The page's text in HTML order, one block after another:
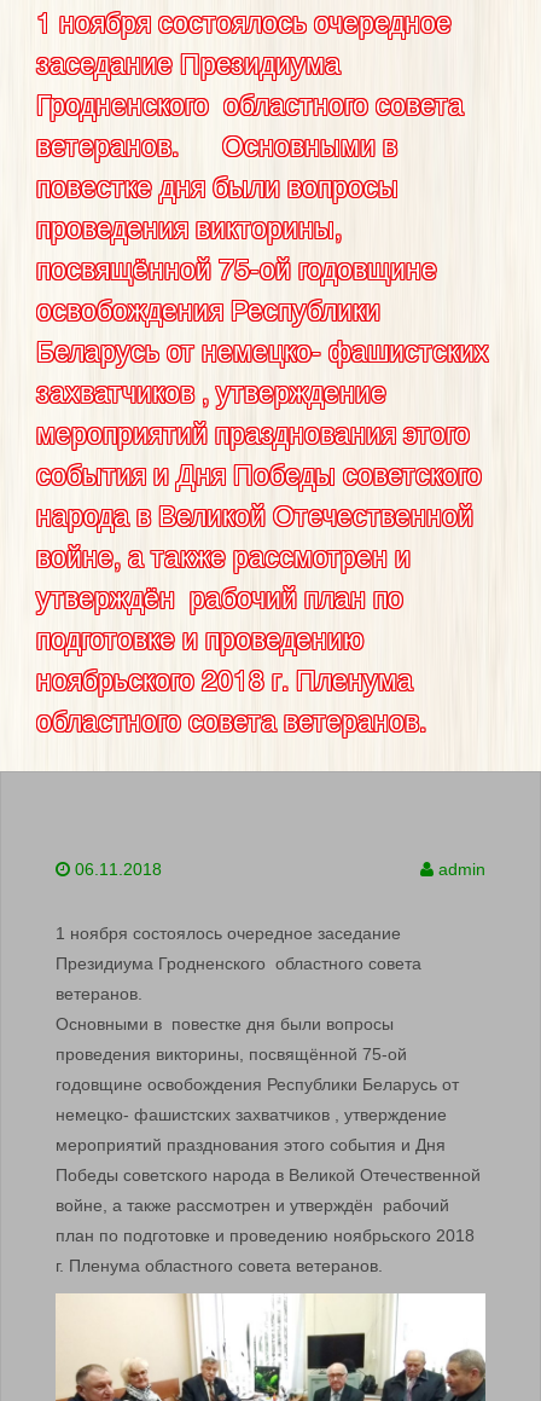
1 ноября состоялось очередное
заседание Президиума
Гродненского областного совета
ветеранов. Основными в
повестке дня были вопросы
проведения викторины,
посвящённой 75-ой годовщине
освобождения Республики
Беларусь от немецко- фашистских
захватчиков , утверждение
мероприятий празднования этого
события и Дня Победы советского
народа в Великой Отечественной
войне, а также рассмотрен и
утверждён рабочий план по
подготовке и проведению
ноябрьского 2018 г. Пленума
областного совета ветеранов.
06.11.2018 admin
1 ноября состоялось очередное заседание
Президиума Гродненского областного совета
ветеранов.
Основными в повестке дня были вопросы
проведения викторины, посвящённой 75-ой
годовщине освобождения Республики Беларусь от
немецко- фашистских захватчиков , утверждение
мероприятий празднования этого события и Дня
Победы советского народа в Великой Отечественной
войне, а также рассмотрен и утверждён рабочий
план по подготовке и проведению ноябрьского 2018
г. Пленума областного совета ветеранов.